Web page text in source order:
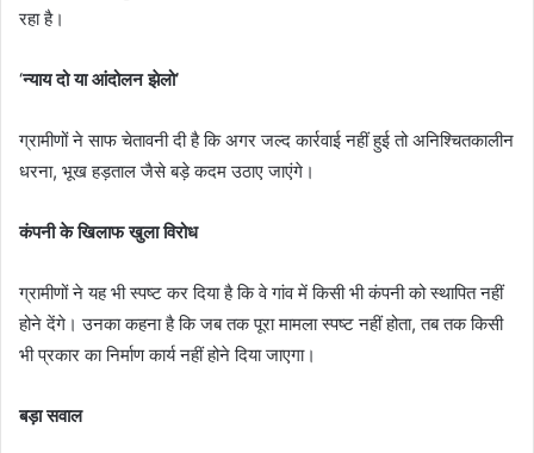
रहा है।
‘न्याय दो या आंदोलन झेलो’
ग्रामीणों ने साफ चेतावनी दी है कि अगर जल्द कार्रवाई नहीं हुई तो अनिश्चितकालीन
धरना, भूख हड़ताल जैसे बड़े कदम उठाए जाएंगे।
कंपनी के खिलाफ खुला विरोध
ग्रामीणों ने यह भी स्पष्ट कर दिया है कि वे गांव में किसी भी कंपनी को स्थापित नहीं
होने देंगे। उनका कहना है कि जब तक पूरा मामला स्पष्ट नहीं होता, तब तक किसी
भी प्रकार का निर्माण कार्य नहीं होने दिया जाएगा।
बड़ा सवाल